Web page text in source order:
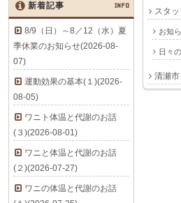
スタ
お知
日々
清瀬
新着記事 INFO
8/9（日）～8／12（水）夏
季休業のお知らせ(2026-08-
07)
運動効果の基本(１)(2026-
08-05)
ワニト体温と代謝のお話
(３)(2026-08-01)
ワニと体温と代謝のお話
(２)(2026-07-27)
ワニの体温と代謝のお話